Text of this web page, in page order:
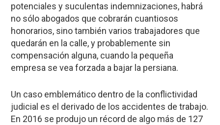
potenciales y suculentas indemnizaciones, habrá
no sólo abogados que cobrarán cuantiosos
honorarios, sino también varios trabajadores que
quedarán en la calle, y probablemente sin
compensación alguna, cuando la pequeña
empresa se vea forzada a bajar la persiana.
Un caso emblemático dentro de la conflictividad
judicial es el derivado de los accidentes de trabajo.
En 2016 se produjo un récord de algo más de 127